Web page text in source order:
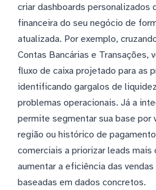
criar dashboards personalizados
financeira do seu negócio de
atualizada. Por exemplo,
Contas Bancárias e Transações,
fluxo de caixa projetado para as
identificando gargalos de
problemas operacionais. Já a
permite segmentar sua base por
região ou histórico de
comerciais a priorizar leads mais
aumentar a eficiência das
baseadas em dados concretos.